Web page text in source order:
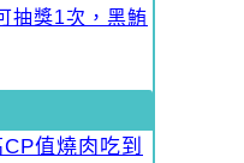
抽獎1次，黑鮪
值燒肉吃到